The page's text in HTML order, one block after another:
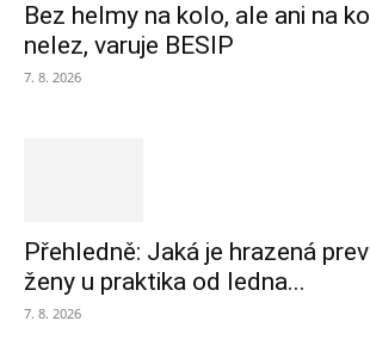
Bez helmy na kolo, ale ani na
nelez, varuje BESIP
7. 8. 2026
Přehledně: Jaká je hrazená
ženy u praktika od ledna...
7. 8. 2026